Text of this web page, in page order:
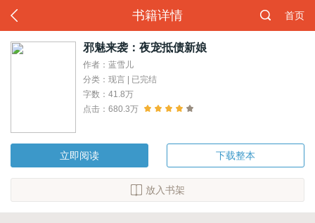
书籍详情 首页
邪魅来袭：夜宠抵债新娘
作者：蓝雪儿
分类：现言 | 已完结
字数：41.8万
点击：680.3万
立即阅读 下载整本
放入书架